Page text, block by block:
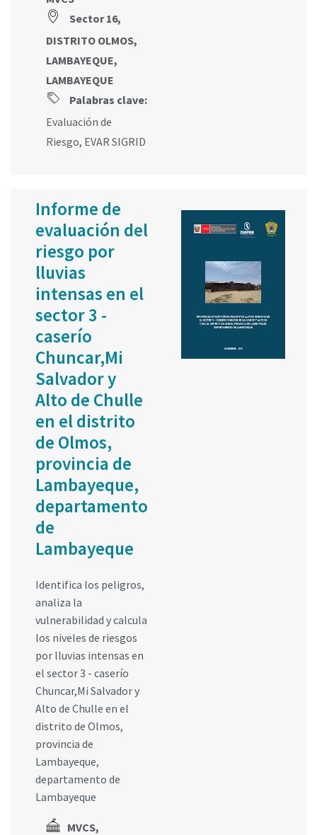
Sector 16,
DISTRITO OLMOS,
LAMBAYEQUE,
LAMBAYEQUE
Palabras clave:
Evaluación de
Riesgo, EVAR SIGRID
Informe de
evaluación del
riesgo por
lluvias
intensas en el
sector 3 -
caserío
Chuncar,Mi
Salvador y
Alto de Chulle
en el distrito
de Olmos,
provincia de
Lambayeque,
departamento
de
Lambayeque
Identifica los peligros,
analiza la
vulnerabilidad y calcula
los niveles de riesgos
por lluvias intensas en
el sector 3 - caserío
Chuncar,Mi Salvador y
Alto de Chulle en el
distrito de Olmos,
provincia de
Lambayeque,
departamento de
Lambayeque
MVCS,